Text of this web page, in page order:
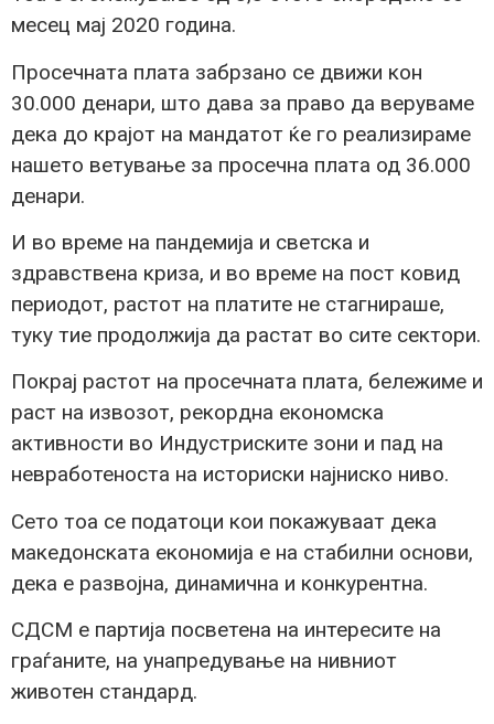
месец мај 2020 година.
Просечната плата забрзано се движи кон
30.000 денари, што дава за право да веруваме
дека до крајот на мандатот ќе го реализираме
нашето ветување за просечна плата од 36.000
денари.
И во време на пандемија и светска и
здравствена криза, и во време на пост ковид
периодот, растот на платите не стагнираше,
туку тие продолжија да растат во сите сектори.
Покрај растот на просечната плата, бележиме и
раст на извозот, рекордна економска
активности во Индустриските зони и пад на
невработеноста на историски најниско ниво.
Сето тоа се податоци кои покажуваат дека
македонската економија е на стабилни основи,
дека е развојна, динамична и конкурентна.
СДСМ е партија посветена на интересите на
граѓаните, на унапредување на нивниот
животен стандард.